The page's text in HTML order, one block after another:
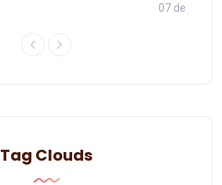
07 de junho
Tag Clouds